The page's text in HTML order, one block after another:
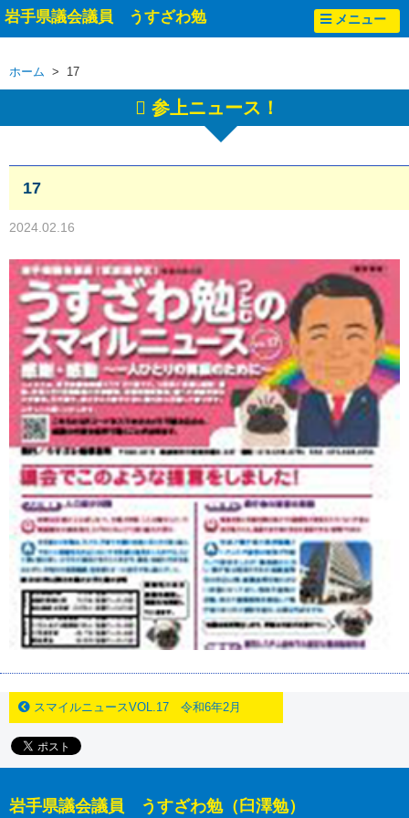
岩手県議会議員 うすざわ勉 メニュー
ホーム > 17
参上ニュース！
17
2024.02.16
スマイルニュースVOL.17 令和6年2月
岩手県議会議員 うすざわ勉（臼澤勉）